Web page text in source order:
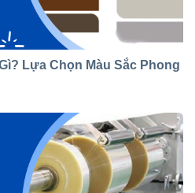
Lựa Chọn Màu Sắc Phong